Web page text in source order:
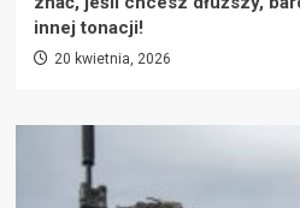
innej tonacji!
20 kwietnia, 2026